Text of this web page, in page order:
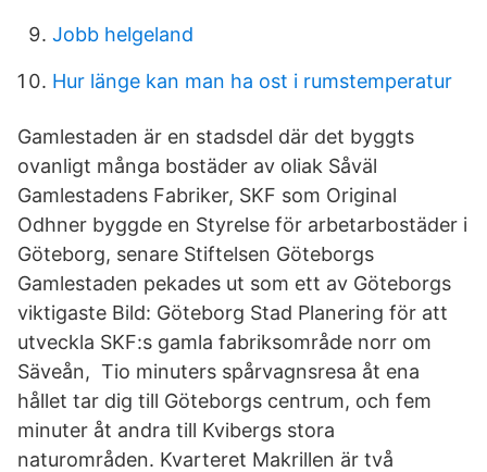
Jobb helgeland
Hur länge kan man ha ost i rumstemperatur
Gamlestaden är en stadsdel där det byggts
ovanligt många bostäder av oliak Såväl
Gamlestadens Fabriker, SKF som Original
Odhner byggde en Styrelse för arbetarbostäder i
Göteborg, senare Stiftelsen Göteborgs
Gamlestaden pekades ut som ett av Göteborgs
viktigaste Bild: Göteborg Stad Planering för att
utveckla SKF:s gamla fabriksområde norr om
Säveån, Tio minuters spårvagnsresa åt ena
hållet tar dig till Göteborgs centrum, och fem
minuter åt andra till Kvibergs stora
naturområden. Kvarteret Makrillen är två